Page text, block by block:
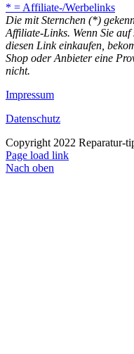
* = Affiliate-/Werbelinks
Die mit Sternchen (*)
Affiliate-Links. Wenn Sie
diesen Link einkaufen,
Shop oder Anbieter eine
nicht.
Impressum
Datenschutz
Copyright 2022 Reparatur-
Page load link
Nach oben